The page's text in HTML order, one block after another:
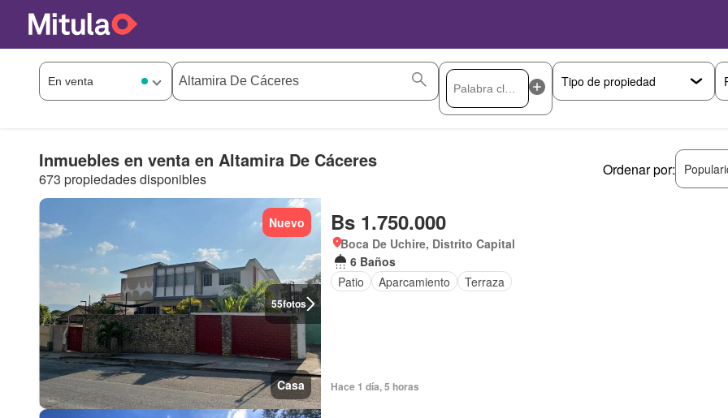
Inmuebles en venta en Altamira De Cáceres
673 propiedades disponibles
Ordenar por:
55fotos
Nuevo
Casa
Bs 1.750.000
Boca De Uchire, Distrito Capital
6 Baños
Patio
Aparcamiento Terraza
Hace 1 día, 5 horas